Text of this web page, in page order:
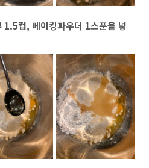
컵, 베이킹파우더 1스푼을 넣